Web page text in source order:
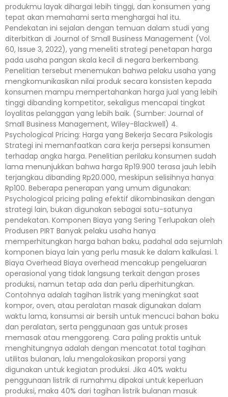
produkmu layak dihargai lebih tinggi, dan konsumen yang
tepat akan memahami serta menghargai hal itu.
Pendekatan ini sejalan dengan temuan dalam studi yang
diterbitkan di Journal of Small Business Management (Vol.
60, Issue 3, 2022), yang meneliti strategi penetapan harga
pada usaha pangan skala kecil di negara berkembang.
Penelitian tersebut menemukan bahwa pelaku usaha yang
mengkomunikasikan nilai produk secara konsisten kepada
konsumen mampu mempertahankan harga jual yang lebih
tinggi dibanding kompetitor, sekaligus mencapai tingkat
loyalitas pelanggan yang lebih baik. (Sumber: Journal of
Small Business Management, Wiley-Blackwell) 4.
Psychological Pricing: Harga yang Bekerja Secara Psikologis
Strategi ini memanfaatkan cara kerja persepsi konsumen
terhadap angka harga. Penelitian perilaku konsumen sudah
lama menunjukkan bahwa harga Rp19.900 terasa jauh lebih
terjangkau dibanding Rp20.000, meskipun selisihnya hanya
Rp100. Beberapa penerapan yang umum digunakan:
Psychological pricing paling efektif dikombinasikan dengan
strategi lain, bukan digunakan sebagai satu-satunya
pendekatan. Komponen Biaya yang Sering Terlupakan oleh
Produsen PIRT Banyak pelaku usaha hanya
memperhitungkan harga bahan baku, padahal ada sejumlah
komponen biaya lain yang perlu masuk ke dalam kalkulasi. 1.
Biaya Overhead Biaya overhead mencakup pengeluaran
operasional yang tidak langsung terkait dengan proses
produksi, namun tetap ada dan perlu diperhitungkan.
Contohnya adalah tagihan listrik yang meningkat saat
kompor, oven, atau peralatan masak digunakan dalam
waktu lama, konsumsi air bersih untuk mencuci bahan baku
dan peralatan, serta penggunaan gas untuk proses
memasak atau menggoreng. Cara paling praktis untuk
menghitungnya adalah dengan mencatat total tagihan
utilitas bulanan, lalu mengalokasikan proporsi yang
digunakan untuk kegiatan produksi. Jika 40% waktu
penggunaan listrik di rumahmu dipakai untuk keperluan
produksi, maka 40% dari tagihan listrik bulanan masuk